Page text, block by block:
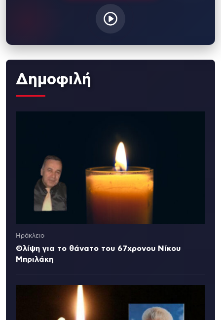
Δημοφιλή
Ηράκλειο
Θλίψη για το θάνατο του 67χρονου Νίκου
Μπριλάκη